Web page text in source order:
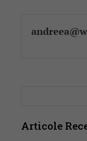
Articole